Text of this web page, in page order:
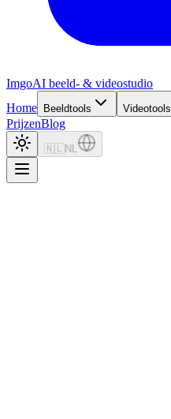
ImgoAI beeld- & videostudio
Home
Beeldtools Videotools
PrijzenBlog
🇳🇱 NL